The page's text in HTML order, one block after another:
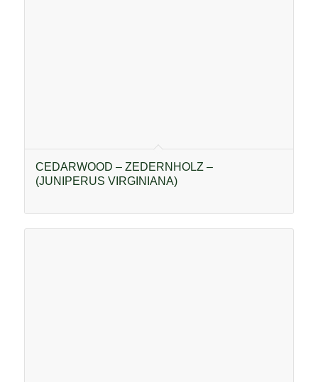
CEDARWOOD – ZEDERNHOLZ –
(JUNIPERUS VIRGINIANA)